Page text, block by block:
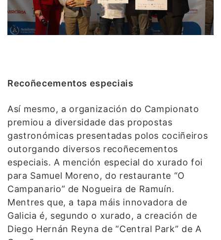
Recoñecementos especiais
Así mesmo, a organización do Campionato
premiou a diversidade das propostas
gastronómicas presentadas polos cociñeiros
outorgando diversos recoñecementos
especiais. A mención especial do xurado foi
para Samuel Moreno, do restaurante “O
Campanario” de Nogueira de Ramuín.
Mentres que, a tapa máis innovadora de
Galicia é, segundo o xurado, a creación de
Diego Hernán Reyna de “Central Park” de A